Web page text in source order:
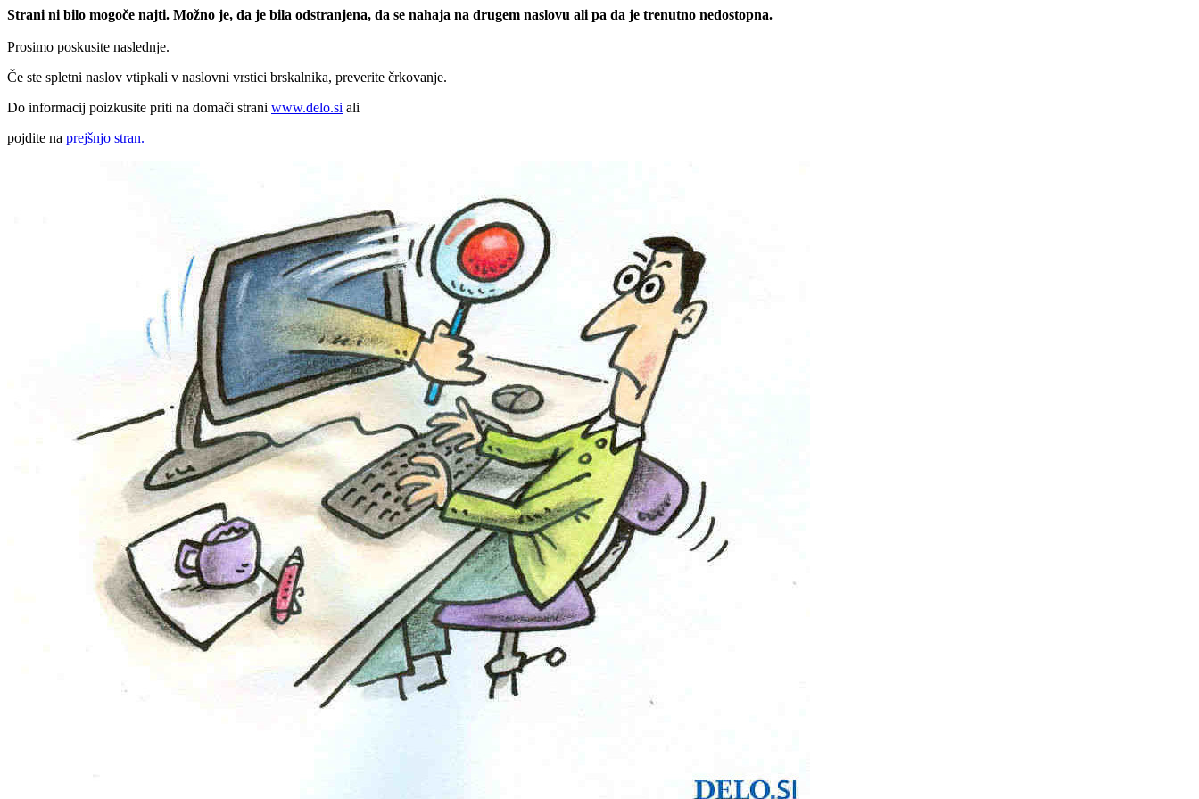
Strani ni bilo mogoče najti. Možno je, da je bila odstranjena, da se nahaja na drugem naslovu ali pa da je trenutno nedostopna.
Prosimo poskusite naslednje.
Če ste spletni naslov vtipkali v naslovni vrstici brskalnika, preverite črkovanje.
Do informacij poizkusite priti na domači strani www.delo.si ali
pojdite na prejšnjo stran.